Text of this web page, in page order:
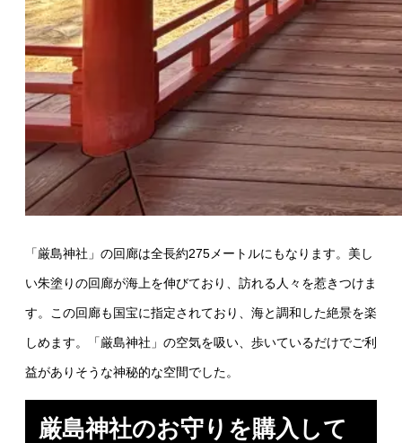
「厳島神社」の回廊は全長約275メートルにもなります。美し
い朱塗りの回廊が海上を伸びており、訪れる人々を惹きつけま
す。この回廊も国宝に指定されており、海と調和した絶景を楽
しめます。「厳島神社」の空気を吸い、歩いているだけでご利
益がありそうな神秘的な空間でした。
厳島神社のお守りを購入して